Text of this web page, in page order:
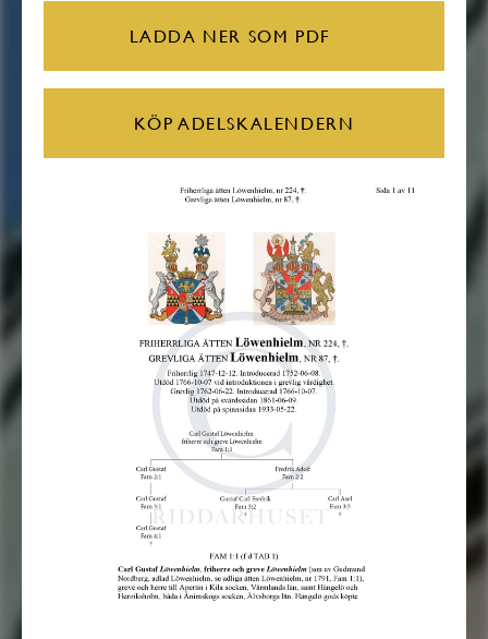
LADDA NER SOM PDF
KÖP ADELSKALENDERN